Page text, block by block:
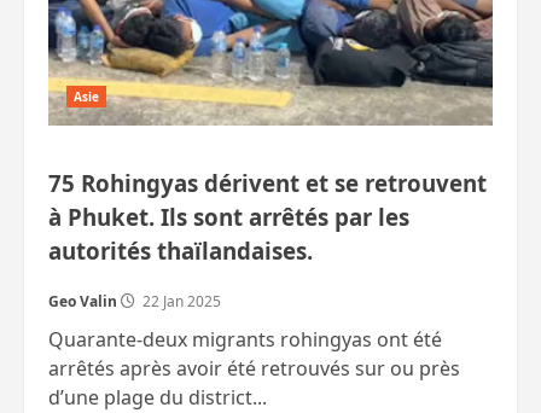
transfrontaliers
est
lié
aux
fonctionnaires
thaïlandais
corrompus
Asie
75 Rohingyas dérivent et se retrouvent
à Phuket. Ils sont arrêtés par les
autorités thaïlandaises.
Geo Valin 22 Jan 2025
Quarante-deux migrants rohingyas ont été
arrêtés après avoir été retrouvés sur ou près
d’une plage du district...